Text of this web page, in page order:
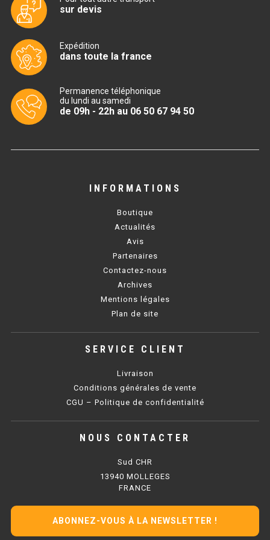
TABLE RÉFRIGÉRÉE
TABLE 600
TABLE 700 VITRÉE
TABLE CONGÉLATEUR
SOUBASSEMENT RÉFRIGÉRÉ
TABLE DE PRÉPARATION
SALADETTE COMPACTE
SALADETTE 800 VITRÉE
sur devis
Expédition
dans toute la france
Permanence téléphonique
du lundi au samedi
de 09h - 22h au 06 50 67 94 50
INFORMATIONS
Boutique
Actualités
Avis
Partenaires
Contactez-nous
Archives
Mentions légales
Plan de site
SERVICE CLIENT
Livraison
Conditions générales de vente
CGU – Politique de confidentialité
NOUS CONTACTER
Sud CHR
13940 MOLLEGES
FRANCE
ABONNEZ-VOUS À LA NEWSLETTER !